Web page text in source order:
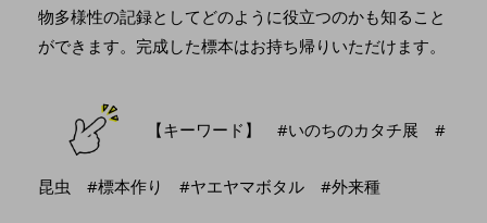
物多様性の記録としてどのように役立つのかも知ること
ができます。完成した標本はお持ち帰りいただけます。
【キーワード】 #いのちのカタチ展 #
昆虫 #標本作り #ヤエヤマボタル #外来種